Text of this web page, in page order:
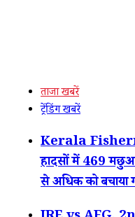
ताजा खबरें
ट्रेंडिंग खबरें
Kerala
हादसों में 469
से अधिक को बचाया